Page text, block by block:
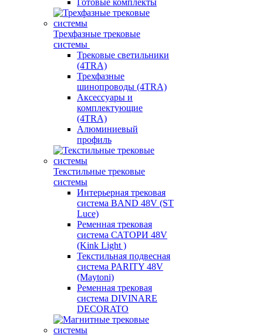
Готовые комплекты
Трехфазные трековые
системы
Трековые светильники
(4TRA)
Трехфазные
шинопроводы (4TRA)
Аксессуары и
комплектующие
(4TRA)
Алюминиевый
профиль
Текстильные трековые
системы
Интерьерная трековая
система BAND 48V (ST
Luce)
Ременная трековая
система САТОРИ 48V
(Kink Light )
Текстильная подвесная
система PARITY 48V
(Maytoni)
Ременная трековая
система DIVINARE
DECORATO